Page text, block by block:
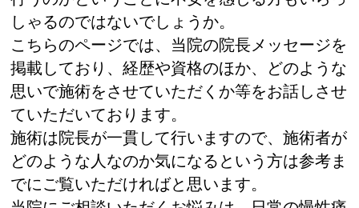
しゃるのではないでしょうか。
こちらのページでは、当院の院長メッセージを
掲載しており、経歴や資格のほか、どのような
思いで施術をさせていただくか等をお話しさせ
ていただいております。
施術は院長が一貫して行いますので、施術者が
どのような人なのか気になるという方は参考ま
でにご覧いただければと思います。